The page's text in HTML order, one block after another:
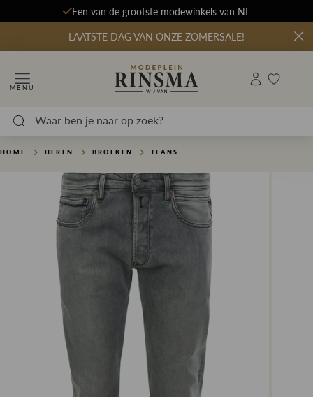
Een van de grootste modewinkels van NL
LAATSTE DAG VAN ONZE ZOMERSALE!
MENU
HOME HEREN BROEKEN JEANS